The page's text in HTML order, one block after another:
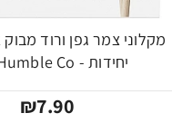
יחידות - The Humble Co
₪7.90